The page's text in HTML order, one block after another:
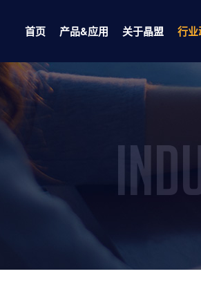
首页 产品&应用
正面系列
透镜系列
关于晶盟
介
化
行